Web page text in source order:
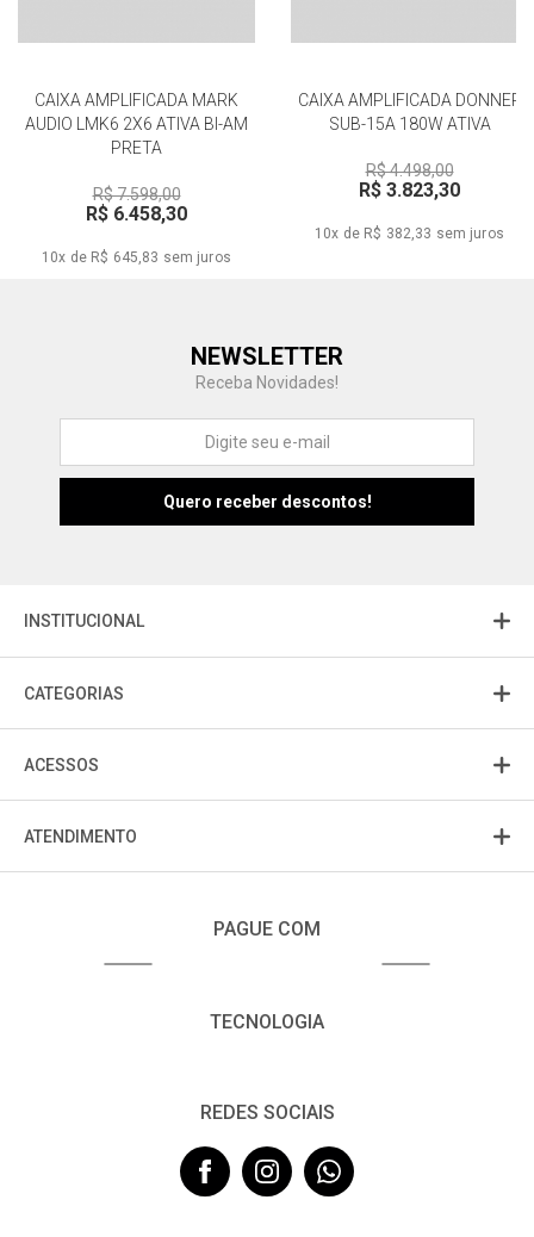
CAIXA AMPLIFICADA MARK
AUDIO LMK6 2X6 ATIVA BI-AM
PRETA
R$ 7.598,00
R$ 6.458,30
10x de R$ 645,83 sem juros
CAIXA AMPLIFICADA DONNER
SUB-15A 180W ATIVA
R$ 4.498,00
R$ 3.823,30
10x de R$ 382,33 sem juros
NEWSLETTER
Receba Novidades!
INSTITUCIONAL
CATEGORIAS
ACESSOS
ATENDIMENTO
PAGUE COM
TECNOLOGIA
REDES SOCIAIS
Fu Fujisom